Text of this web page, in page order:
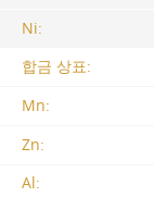
Ni:
합금 상표:
Mn:
Zn:
Al: